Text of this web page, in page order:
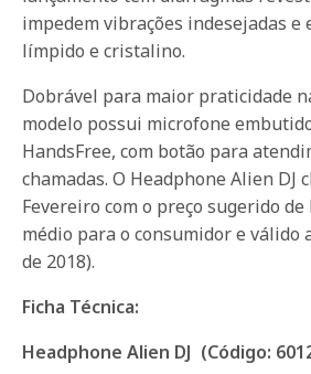
impedem vibrações indesejadas e
límpido e cristalino.
Dobrável para maior praticidade
modelo possui microfone
HandsFree, com botão para
chamadas. O Headphone Alien DJ
Fevereiro com o preço sugerido de
médio para o consumidor e válido
de 2018).
Ficha Técnica:
Headphone Alien DJ (Código: